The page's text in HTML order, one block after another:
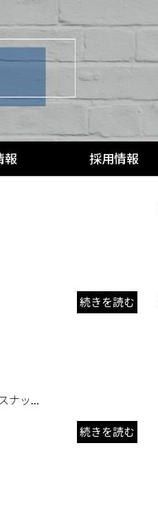
報 採用情報
続きを読む
ナッ…
続きを読む